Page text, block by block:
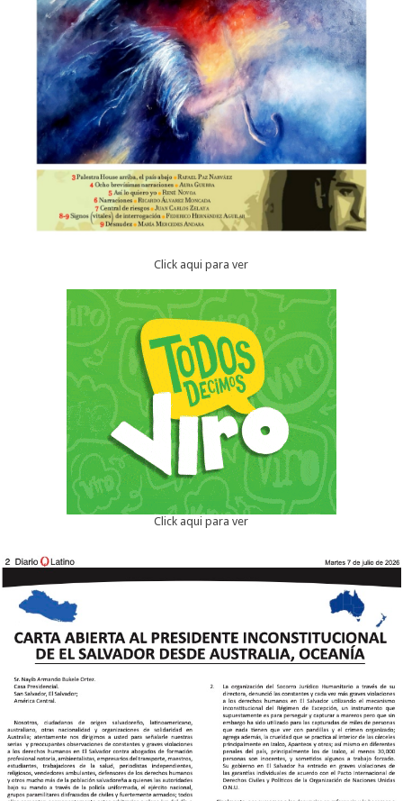
Click aqui para ver
Click aqui para ver